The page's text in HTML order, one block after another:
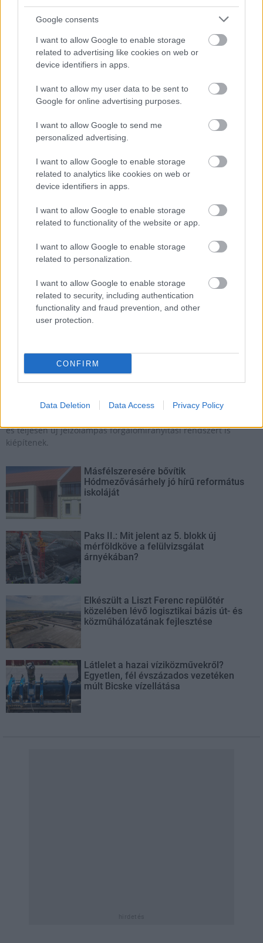
Google consents
I want to allow Google to enable storage
related to advertising like cookies on web or
device identifiers in apps.
I want to allow my user data to be sent to
Google for online advertising purposes.
I want to allow Google to send me
personalized advertising.
I want to allow Google to enable storage
related to analytics like cookies on web or
device identifiers in apps.
I want to allow Google to enable storage
related to functionality of the website or app.
I want to allow Google to enable storage
related to personalization.
I want to allow Google to enable storage
related to security, including authentication
functionality and fraud prevention, and other
user protection.
CONFIRM
Data Deletion Data Access Privacy Policy
újítják fel Bihar kiemelt
turistacélpontjának főútját - FOTÓK
Útfelújítások Heves megyében –
négyszámjegyű utak korszerűsítése
zárul
Budapest Angyalföld villamos gyalogosátkelőhely
Új gyalogosátkelők és jelzőlámpás csomópont épül
A Béke utca és a Tahi utca kereszteződésében új gyalogos-
és teljesen új jelzőlámpás forgalomirányítási rendszert is
kiépítenek.
Másfélszeresére bővítik
Hódmezővásárhely jó hírű református
iskoláját
Paks II.: Mit jelent az 5. blokk új
mérföldköve a felülvizsgálat
árnyékában?
Elkészült a Liszt Ferenc repülőtér
közelében lévő logisztikai bázis út- és
közműhálózatának fejlesztése
Látlelet a hazai víziközművekről?
Egyetlen, fél évszázados vezetéken
múlt Bicske vízellátása